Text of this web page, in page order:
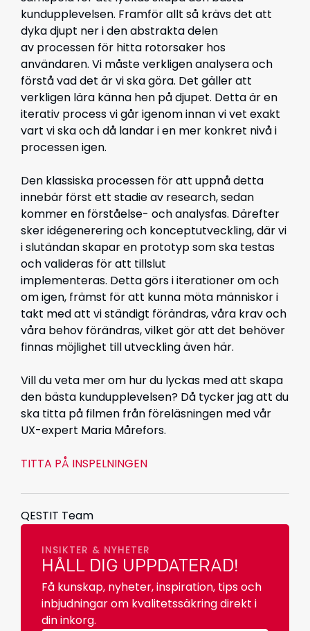
kundupplevelsen. Framför allt så krävs det att
dyka djupt ner i den abstrakta delen
av processen för hitta rotorsaker hos
användaren. Vi måste verkligen analysera och
förstå vad det är vi ska göra. Det gäller att
verkligen lära känna hen på djupet. Detta är en
iterativ process vi går igenom innan vi vet exakt
vart vi ska och då landar i en mer konkret nivå i
processen igen.
Den klassiska processen för att uppnå detta
innebär först ett stadie av research, sedan
kommer en förståelse- och analysfas. Därefter
sker idégenerering och konceptutveckling, där vi
i slutändan skapar en prototyp som ska testas
och valideras för att tillslut
implementeras. Detta görs i iterationer om och
om igen, främst för att kunna möta människor i
takt med att viständigt förändras, våra krav och
våra behov förändras, vilket gör att det behöver
finnas möjlighet till utveckling även här.
Vill du veta mer om hur du lyckas med att skapa
den bästa kundupplevelsen? Då tycker jag att du
ska titta på filmen från föreläsningen med vår
UX-expert Maria Mårefors.
TITTA PÅ INSPELNINGEN
QESTIT Team
INSIKTER & NYHETER
HÅLL DIG UPPDATERAD!
Få kunskap, nyheter, inspiration, tips och
inbjudningar om kvalitetssäkring direkt i
din inkorg.